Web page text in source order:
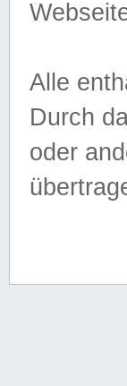
Alle
Durch
oder